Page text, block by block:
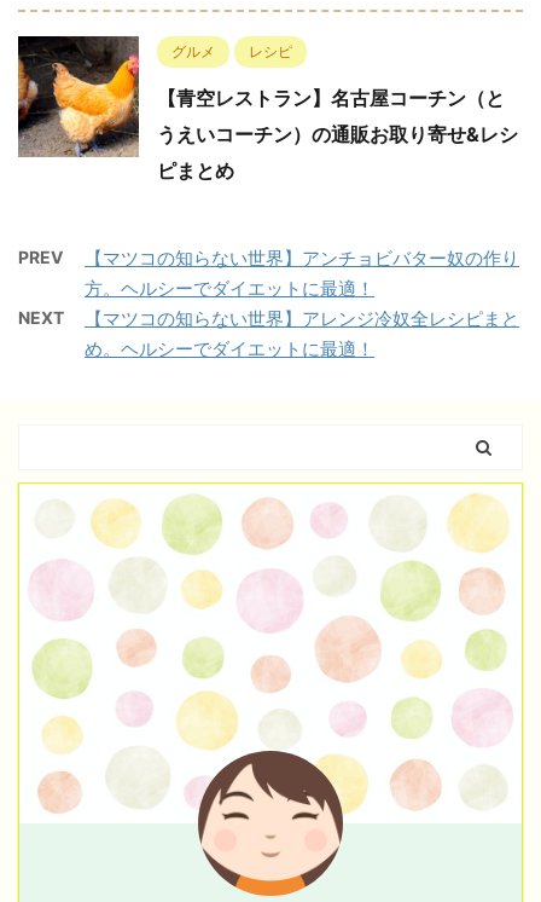
グルメ レシピ
【青空レストラン】名古屋コーチン（と
うえいコーチン）の通販お取り寄せ&レシ
ピまとめ
PREV
【マツコの知らない世界】アンチョビバター奴の作り
方。ヘルシーでダイエットに最適！
NEXT
【マツコの知らない世界】アレンジ冷奴全レシピまと
め。ヘルシーでダイエットに最適！